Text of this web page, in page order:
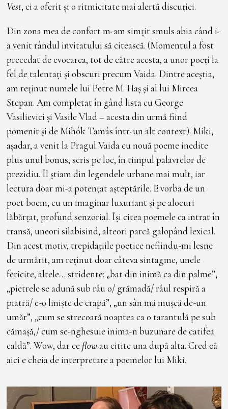
Vest, ci a oferit și o ritmicitate mai alertă discuției.
Din zona mea de confort m-am simțit smuls abia când i-
a venit rândul invitatului să citească. (Momentul a fost
precedat de evocarea, tot de către acesta, a unor poeți la
fel de talentați și obscuri precum Vaida. Dintre aceștia,
am reținut numele lui Petre M. Haș și al lui Mircea
Stepan. Am completat în gând lista cu George
Vasilievici și Vasile Vlad – acesta din urmă fiind
pomenit și de Mihók Tamás într-un alt context). Miki,
așadar, a venit la Pragul Vaida cu nouă poeme inedite
plus unul bonus, scris pe loc, în timpul palavrelor de
prezidiu. Îl știam din legendele urbane mai mult, iar
lectura doar mi-a potențat așteptările. E vorba de un
poet boem, cu un imaginar luxuriant și pe alocuri
lăbărțat, profund senzorial. Își citea poemele ca intrat în
transă, uneori silabisind, alteori parcă galopând lexical.
Din acest motiv, trepidațiile poetice nefiindu-mi lesne
de urmărit, am reținut doar câteva sintagme, unele
fericite, altele… stridente: „bat din inimă ca din palme”,
„pietrele se adună sub râu o/ grămadă/ râul respiră a
piatră/ e-o liniște de crapă”, „un sân mă mușcă de-un
umăr”, „cum se strecoară noaptea ca o tarantulă pe sub
cămașă,/ cum se-nghesuie inima-n buzunare de catifea
caldă”. Wow, dar ce flowau citite una după alta. Cred că
aici e cheia de interpretare a poemelor lui Miki.